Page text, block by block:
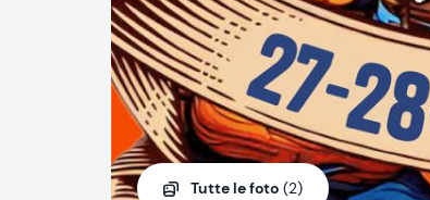
Tutte le foto (2)